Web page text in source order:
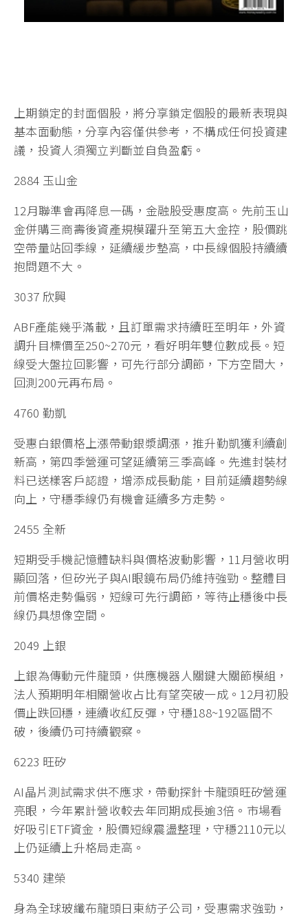
上期鎖定的封面個股，將分享鎖定個股的最新表現與
基本面動態，分享內容僅供參考，不構成任何投資建
議，投資人須獨立判斷並自負盈虧。
2884 玉山金
12月聯準會再降息一碼，金融股受惠度高。先前玉山
金併購三商壽後資產規模躍升至第五大金控，股價跳
空帶量站回季線，延續緩步墊高，中長線個股持續續
抱問題不大。
3037 欣興
ABF產能幾乎滿載，且訂單需求持續旺至明年，外資
調升目標價至250~270元，看好明年雙位數成長。短
線受大盤拉回影響，可先行部分調節，下方空間大，
回測200元再布局。
4760 勤凱
受惠白銀價格上漲帶動銀漿調漲，推升勤凱獲利續創
新高，第四季營運可望延續第三季高峰。先進封裝材
料已送樣客戶認證，增添成長動能，目前延續趨勢線
向上，守穩季線仍有機會延續多方走勢。
2455 全新
短期受手機記憶體缺料與價格波動影響，11月營收明
顯回落，但矽光子與AI眼鏡布局仍維持強勁。整體目
前價格走勢偏弱，短線可先行調節，等待止穩後中長
線仍具想像空間。
2049 上銀
上銀為傳動元件龍頭，供應機器人關鍵大關節模組，
法人預期明年相關營收占比有望突破一成。12月初股
價止跌回穩，連續收紅反彈，守穩188~192區間不
破，後續仍可持續觀察。
6223 旺矽
AI晶片測試需求供不應求，帶動探針卡龍頭旺矽營運
亮眼，今年累計營收較去年同期成長逾3倍。市場看
好吸引ETF資金，股價短線震盪整理，守穩2110元以
上仍延續上升格局走高。
5340 建榮
身為全球玻纖布龍頭日東紡子公司，受惠需求強勁，